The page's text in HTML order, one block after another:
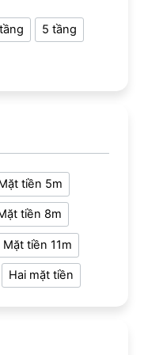
5 tầng
tiền 5m
tiền 8m
Mặt tiền 11m
Hai mặt tiền